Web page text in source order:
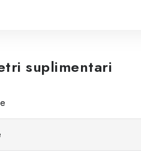
suplimentari